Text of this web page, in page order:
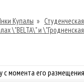
Купалы »
\"BELTA\" и
момента его